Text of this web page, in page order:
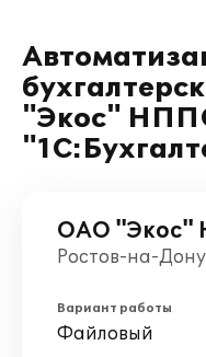
"Экос"
ОАО "Экос"
Ростов-на-
Вариант работы
Файловый